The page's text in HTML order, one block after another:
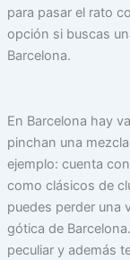
para pasar el rato
opción si buscas
Barcelona.
En Barcelona hay
pinchan una
ejemplo: cuenta
como clásicos de
puedes perder una
gótica de
peculiar y además